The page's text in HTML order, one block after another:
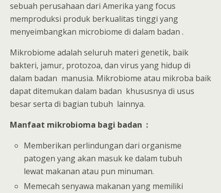
sebuah perusahaan dari Amerika yang focus
memproduksi produk berkualitas tinggi yang
menyeimbangkan microbiome di dalam badan .
Mikrobiome adalah seluruh materi genetik, baik
bakteri, jamur, protozoa, dan virus yang hidup di
dalam badan manusia. Mikrobiome atau mikroba baik
dapat ditemukan dalam badan khususnya di usus
besar serta di bagian tubuh lainnya.
Manfaat mikrobioma bagi badan :
Memberikan perlindungan dari organisme
patogen yang akan masuk ke dalam tubuh
lewat makanan atau pun minuman.
Memecah senyawa makanan yang memiliki